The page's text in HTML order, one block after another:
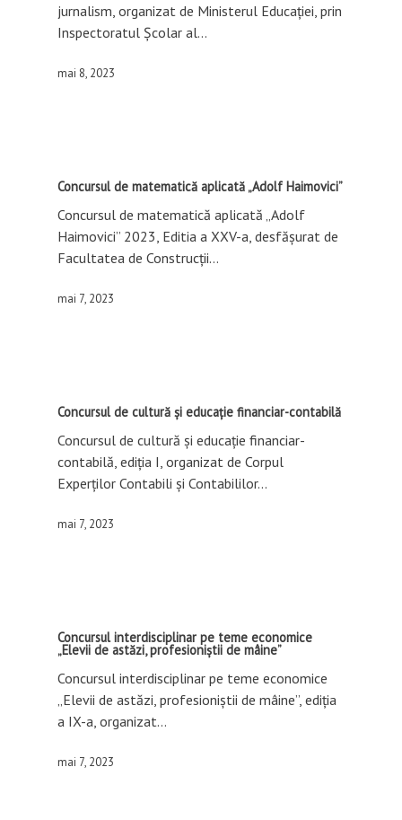
jurnalism, organizat de Ministerul Educației, prin
Inspectoratul Școlar al…
mai 8, 2023
Concursul de matematică aplicată „Adolf Haimovici”
Concursul de matematică aplicată „Adolf
Haimovici” 2023, Editia a XXV-a, desfășurat de
Facultatea de Construcții…
mai 7, 2023
Concursul de cultură și educație financiar-contabilă
Concursul de cultură și educație financiar-
contabilă, ediția I, organizat de Corpul
Experților Contabili și Contabililor…
mai 7, 2023
Concursul interdisciplinar pe teme economice
„Elevii de astăzi, profesioniștii de mâine”
Concursul interdisciplinar pe teme economice
„Elevii de astăzi, profesioniștii de mâine”, ediția
a IX-a, organizat…
mai 7, 2023